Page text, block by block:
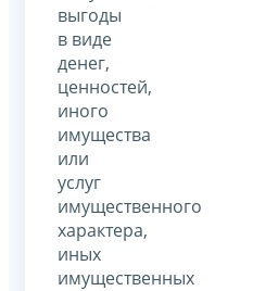
выгоды
в виде
денег,
ценностей,
иного
имущества
или
услуг
имущественного
характера,
иных
имущественных